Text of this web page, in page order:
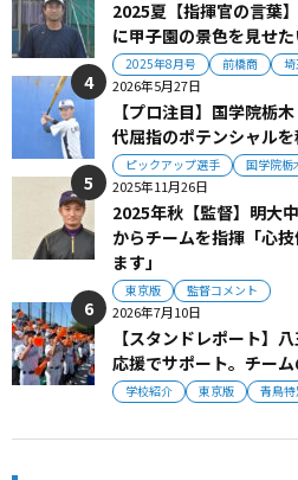
2025夏【指揮官の言葉
に甲子園の景色を見せた
2025年8月号 前橋商
2026年5月27日
【プロ注目】国学院栃
代屈指のポテンシャル
ピックアップ選手 国学院栃
2025年11月26日
2025年秋【監督】明大
からチームを指揮「心
ます」
東京版 監督コメント
2026年7月10日
【スタンドレポート】
応援でサポート。チー
学校紹介 東京版 青鳥